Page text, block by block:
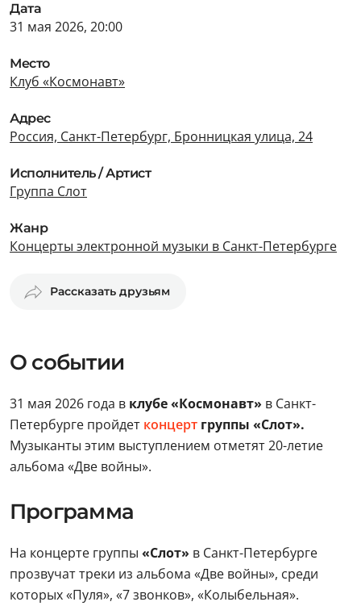
Дата
31 мая 2026, 20:00
Место
Клуб «Космонавт»
Адрес
Россия, Санкт-Петербург, Бронницкая улица, 24
Исполнитель / Артист
Группа Слот
Жанр
Концерты электронной музыки в Санкт-Петербурге
Рассказать друзьям
О событии
31 мая 2026 года в клубе «Космонавт» в Санкт-
Петербурге пройдет концерт группы «Слот».
Музыканты этим выступлением отметят 20-летие
альбома «Две войны».
Программа
На концерте группы «Слот» в Санкт-Петербурге
прозвучат треки из альбома «Две войны», среди
которых «Пуля», «7 звонков», «Колыбельная».